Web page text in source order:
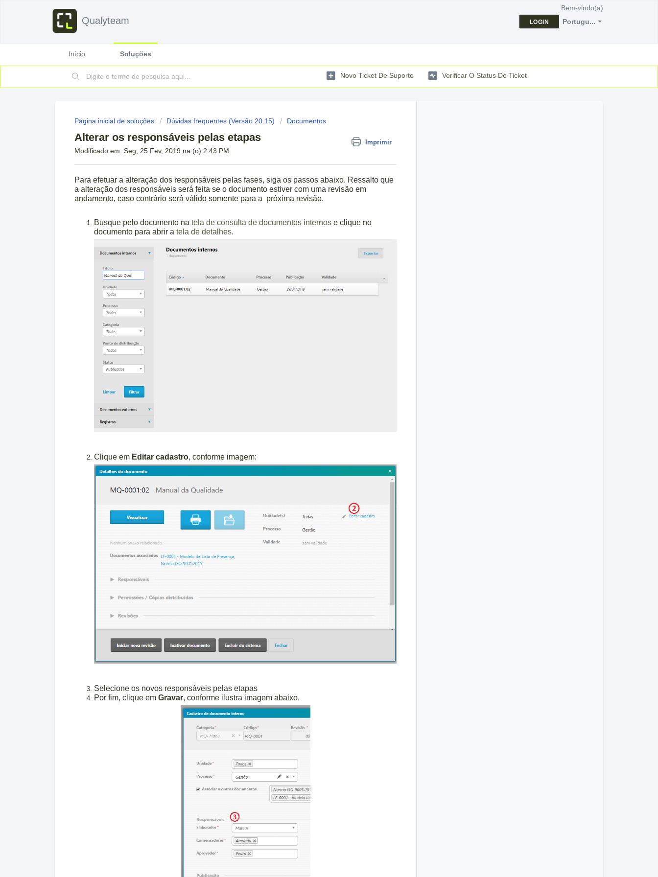
Qualyteam Portugu...
Bem-vindo(a)
LOGIN
Início Soluções
Novo Ticket De Suporte Verificar O Status Do Ticket
Página inicial de soluções Dúvidas frequentes (Versão 20.15) Documentos
Alterar os responsáveis pelas etapas Imprimir
Modificado em: Seg, 25 Fev, 2019 na (o) 2:43 PM
Para efetuar a alteração dos responsáveis pelas fases, siga os passos abaixo. Ressalto que
a alteração dos responsáveis será feita se o documento estiver com uma revisão em
andamento, caso contrário será válido somente para a próxima revisão.
Busque pelo documento na tela de consulta de documentos internos e clique no
documento para abrir a tela de detalhes.
Clique em Editar cadastro, conforme imagem:
Selecione os novos responsáveis pelas etapas
Por fim, clique em Gravar, conforme ilustra imagem abaixo.